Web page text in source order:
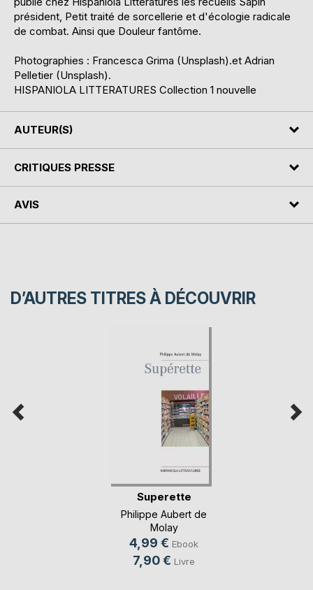
président, Petit traité de sorcellerie et d'écologie radicale
de combat. Ainsi que Douleur fantôme.
Photographies : Francesca Grima (Unsplash).et Adrian
Pelletier (Unsplash).
HISPANIOLA LITTERATURES Collection 1 nouvelle
AUTEUR(S)
CRITIQUES PRESSE
AVIS
D’AUTRES TITRES À DÉCOUVRIR
Superette
Philippe Aubert de
Molay
4,99 € Ebook
7,90 € Livre